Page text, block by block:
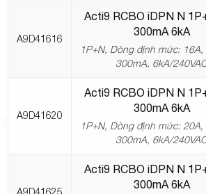
A9D41616
Acti9 RCBO iDPN N
300mA 6kA
1P+N, Dòng định mức: 16A,
300mA, 6kA/
A9D41620
Acti9 RCBO iDPN N
300mA 6kA
1P+N, Dòng định mức: 20A,
300mA, 6kA/
Acti9 RCBO iDPN N
300mA 6kA